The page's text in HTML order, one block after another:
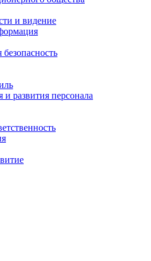
и видение
и развития персонала